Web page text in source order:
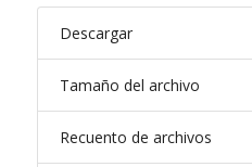
Descargar
Tamaño del archivo
Recuento de archivos